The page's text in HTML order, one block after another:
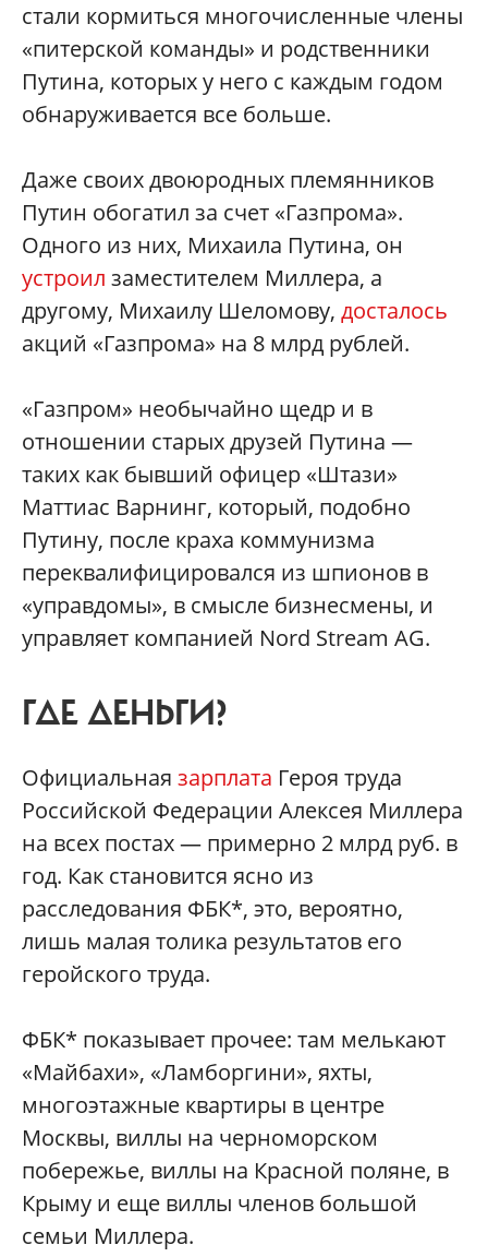
стали кормиться многочисленные члены
«питерской команды» и родственники
Путина, которых у него с каждым годом
обнаруживается все больше.
Даже своих двоюродных племянников
Путин обогатил за счет «Газпрома».
Одного из них, Михаила Путина, он
устроил заместителем Миллера, а
другому, Михаилу Шеломову, досталось
акций «Газпрома» на 8 млрд рублей.
«Газпром» необычайно щедр и в
отношении старых друзей Путина —
таких как бывший офицер «Штази»
Маттиас Варнинг, который, подобно
Путину, после краха коммунизма
переквалифицировался из шпионов в
«управдомы», в смысле бизнесмены, и
управляет компанией Nord Stream AG.
ГДЕ ДЕНЬГИ?
Официальная зарплата Героя труда
Российской Федерации Алексея Миллера
на всех постах — примерно 2 млрд руб. в
год. Как становится ясно из
расследования ФБК*, это, вероятно,
лишь малая толика результатов его
геройского труда.
ФБК* показывает прочее: там мелькают
«Майбахи», «Ламборгини», яхты,
многоэтажные квартиры в центре
Москвы, виллы на черноморском
побережье, виллы на Красной поляне, в
Крыму и еще виллы членов большой
семьи Миллера.